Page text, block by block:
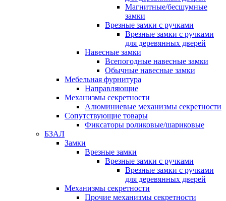
Магнитные/бесшумные
замки
Врезные замки с ручками
Врезные замки с ручками
для деревянных дверей
Навесные замки
Всепогодные навесные замки
Обычные навесные замки
Мебельная фурнитура
Направляющие
Механизмы секретности
Алюминиевые механизмы секретности
Сопутствующие товары
Фиксаторы роликовые/шариковые
БЗАЛ
Замки
Врезные замки
Врезные замки с ручками
Врезные замки с ручками
для деревянных дверей
Механизмы секретности
Прочие механизмы секретности